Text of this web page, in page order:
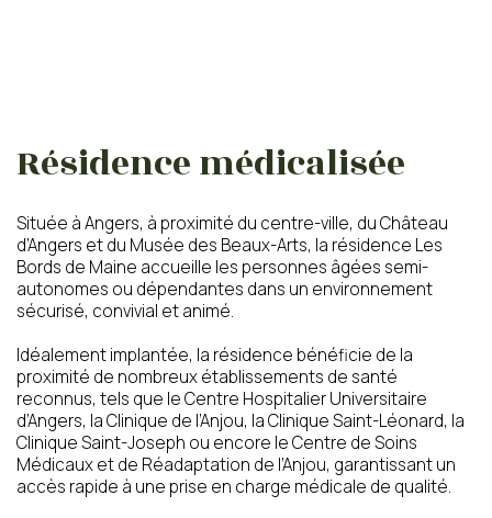
téléphone
Prénom du proche
Age du proche concerné Code postal du proche
concerné
Résidence médicalisée
Située à Angers, à proximité du centre-ville, du Château
d’Angers et du Musée des Beaux-Arts, la résidence Les
Bords de Maine accueille les personnes âgées semi-
autonomes ou dépendantes dans un environnement
sécurisé, convivial et animé.
Idéalement implantée, la résidence bénéficie de la
proximité de nombreux établissements de santé
reconnus, tels que le Centre Hospitalier Universitaire
d’Angers, la Clinique de l’Anjou, la Clinique Saint-Léonard, la
Clinique Saint-Joseph ou encore le Centre de Soins
Médicaux et de Réadaptation de l’Anjou, garantissant un
accès rapide à une prise en charge médicale de qualité.